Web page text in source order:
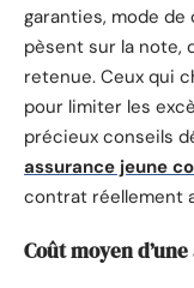
garanties, mode
pèsent sur la note,
retenue. Ceux qui
pour limiter les
précieux conseils
assurance jeune
contrat réellement
Coût moyen